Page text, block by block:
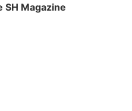
SH Magazine